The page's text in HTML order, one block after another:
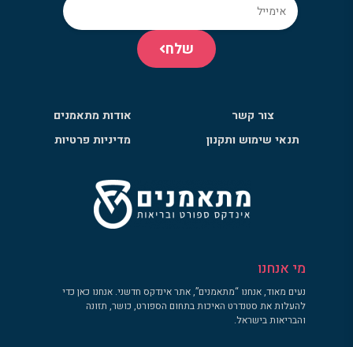
שלח
צור קשר
אודות מתאמנים
תנאי שימוש ותקנון
מדיניות פרטיות
מי אנחנו
נעים מאוד, אנחנו “מתאמנים”, אתר אינדקס חדשני. אנחנו כאן כדי
להעלות את סטנדרט האיכות בתחום הספורט, כושר, תזונה
והבריאות בישראל.